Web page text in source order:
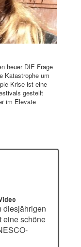
heuer DIE Frage
Katastrophe um
Krise ist eine
gestellt
im Elevate
diesjährigen
eine schöne